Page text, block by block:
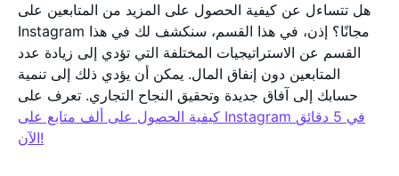
هل تتساءل عن كيفية الحصول على المزيد من المتابعين على
Instagram مجانًا؟ إذن، في هذا القسم، سنكشف لك في هذا
القسم عن الاستراتيجيات المختلفة التي تؤدي إلى زيادة عدد
المتابعين دون إنفاق المال. يمكن أن يؤدي ذلك إلى تنمية
حسابك إلى آفاق جديدة وتحقيق النجاح التجاري. تعرف على
كيفية الحصول على ألف متابع على Instagram في 5 دقائق
الآن!